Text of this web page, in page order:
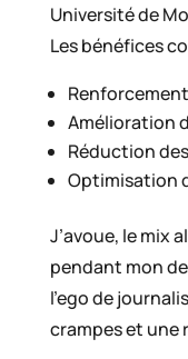
Université de
Les bénéfices
Amélioration
Réduction
Optimisation
J’avoue, le mix
pendant mon
l’ego de
crampes et une